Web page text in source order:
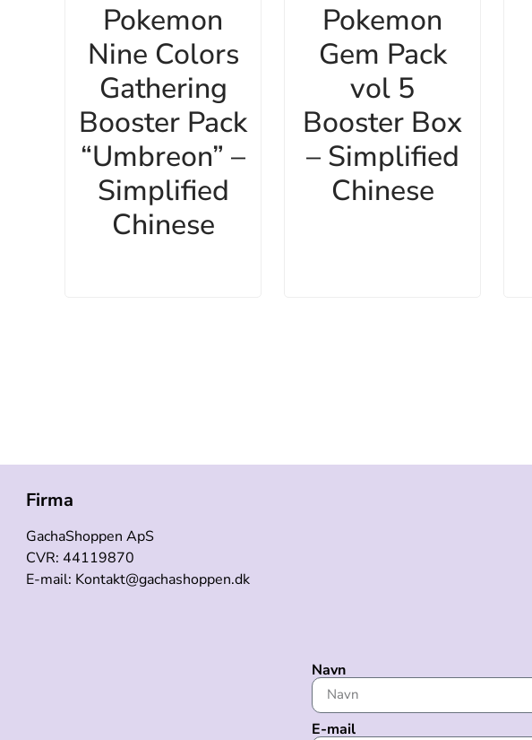
Pokemon
Nine Colors
Gathering
Booster Pack
“Umbreon” –
Simplified
Chinese
Pokemon
Gem Pack
vol 5
Booster Box
– Simplified
Chinese
Firma
GachaShoppen ApS
CVR: 44119870
E-mail: Kontakt@gachashoppen.dk
Navn
E-mail